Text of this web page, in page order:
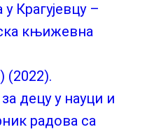
Крагујевцу –
књижевна
(2022).
децу у науци и
радова са